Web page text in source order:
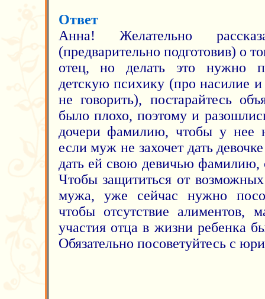
Ответ
Анна! Желательно
(предварительно подготовив) о
отец, но делать это нужно
детскую психику (про насилие
не говорить), постарайтесь
было плохо, поэтому и
дочери фамилию, чтобы у нее
если муж не захочет дать
дать ей свою девичью фамилию,
Чтобы защититься от
мужа, уже сейчас нужно
чтобы отсутствие алиментов,
участия отца в жизни ребенка
Обязательно посоветуйтесь с